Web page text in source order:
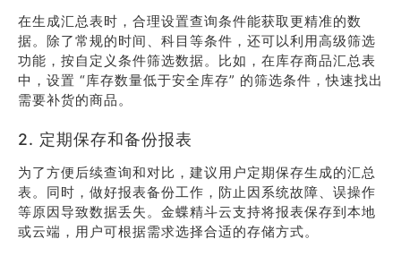
在生成汇总表时，合理设置查询条件能获取更精准的数
据。除了常规的时间、科目等条件，还可以利用高级筛选
功能，按自定义条件筛选数据。比如，在库存商品汇总表
中，设置 “库存数量低于安全库存” 的筛选条件，快速找出
需要补货的商品。
2. 定期保存和备份报表
为了方便后续查询和对比，建议用户定期保存生成的汇总
表。同时，做好报表备份工作，防止因系统故障、误操作
等原因导致数据丢失。金蝶精斗云支持将报表保存到本地
或云端，用户可根据需求选择合适的存储方式。